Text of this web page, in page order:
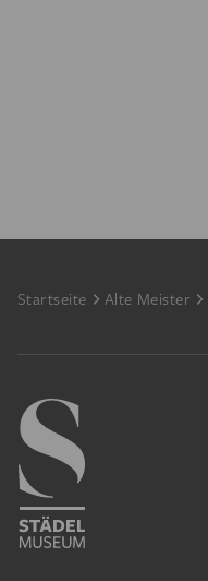
Footer
Startseite Alte Meister